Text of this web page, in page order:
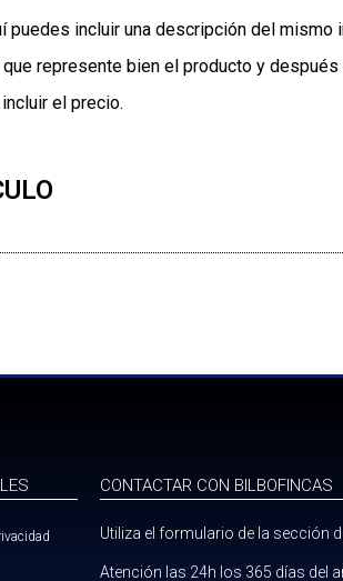
puedes incluir una descripción del
represente bien el producto y
el precio.
CONTACTAR CON BILBOFINCAS
Utiliza el formulario de la sección
Atención las 24h los 365 días del